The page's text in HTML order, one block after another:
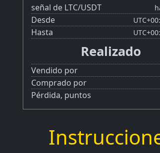
señal de LTC/USDT
Desde UTC
Hasta
UTC
Realizado
Vendido por
Comprado por
Pérdida, puntos